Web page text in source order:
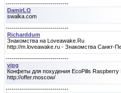
-------------------------------
DamirLO
swalka.com
-------------------------------
Richarddum
Знакомства на Loveawake.Ru
http://m.loveawake.ru - Знакомства Санкт-
-------------------------------
vipg
Конфеты для похудения EcoPills Raspberry
http://offer.moscow/
-------------------------------